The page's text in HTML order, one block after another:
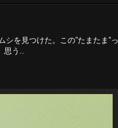
を見つけた。この”たまたま”っ
思う..